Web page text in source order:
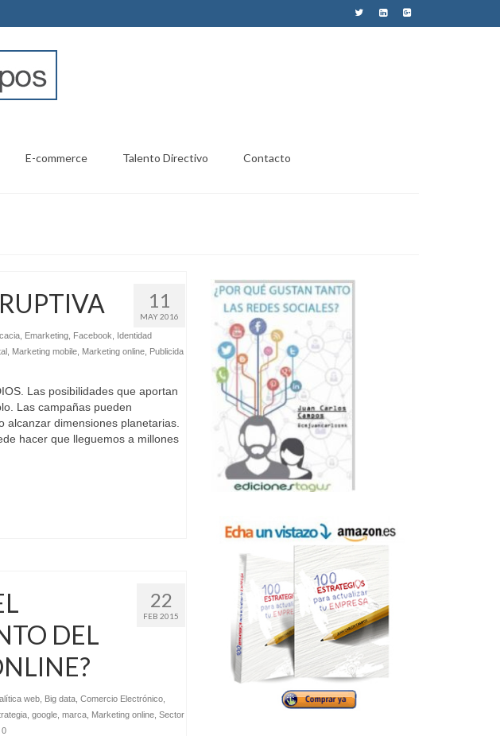
E-commerce Talento Directivo Contacto
11
MAY 2016
, Emarketing, Facebook
Identidad
, Marketing mobile, Marketing online, Publicida
Las posibilidades que aportan
Las campañas pueden
alcanzar dimensiones planetarias.
hacer que lleguemos a millones
22
FEB 2015
DEL
web, Big data, Comercio Electrónico,
, google, marca, Marketing online, Sector